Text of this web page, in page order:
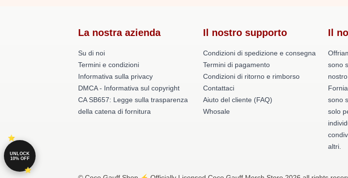
La nostra azienda
Su di noi
Termini e condizioni
Informativa sulla privacy
DMCA - Informativa sul copyright
CA SB657: Legge sulla trasparenza
della catena di fornitura
Il nostro supporto
Condizioni di spedizione e consegna
Termini di pagamento
Condizioni di ritorno e rimborso
Contattaci
Aiuto del cliente (FAQ)
Whosale
Il
sono
sono
solo
altri.
UNLOCK
10% OFF